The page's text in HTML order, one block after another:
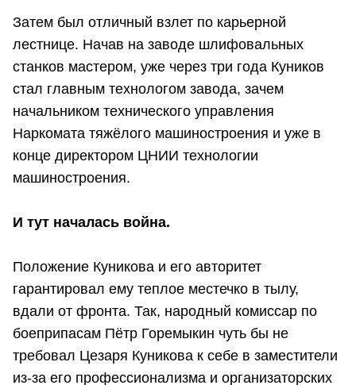
Затем был отличный взлет по карьерной
лестнице. Начав на заводе шлифовальных
станков мастером, уже через три года Куников
стал главным технологом завода, зачем
начальником технического управления
Наркомата тяжёлого машиностроения и уже в
конце директором ЦНИИ технологии
машиностроения.
И тут началась война.
Положение Куникова и его авторитет
гарантировал ему теплое местечко в тылу,
вдали от фронта. Так, народный комиссар по
боеприпасам Пётр Горемыкин чуть бы не
требовал Цезаря Куникова к себе в заместители
из-за его профессионализма и организаторских